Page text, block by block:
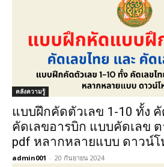
คลังความรู้
แบบฝึกคัดตัวเลข 1-10 ทั้ง
คัดเลขอารบิก แบบคัดเลข
pdf หลากหลายแบบ ดาวน์
admin001 - 20 กันยายน 2024